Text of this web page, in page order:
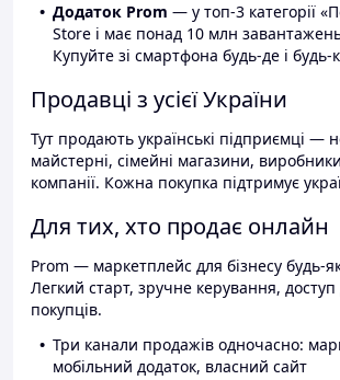
Додаток Prom — у топ-3 категорії
Store і має понад 10 млн
Купуйте зі смартфона будь-де і будь-
Продавці з усієї України
Тут продають українські підприємці —
майстерні, сімейні магазини,
компанії. Кожна покупка підтримує
Для тих, хто продає онлайн
Prom — маркетплейс для бізнесу будь-
Легкий старт, зручне керування, доступ
покупців.
Три канали продажів одночасно:
мобільний додаток, власний сайт